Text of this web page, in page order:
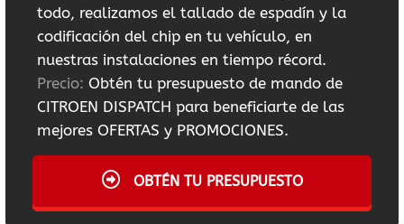
todo, realizamos el tallado de espadín y la
codificación del chip en tu vehículo, en
nuestras instalaciones en tiempo récord.
Precio: Obtén tu presupuesto de mando de
CITROEN DISPATCH para beneficiarte de las
mejores OFERTAS y PROMOCIONES.
OBTÉN TU PRESUPUESTO